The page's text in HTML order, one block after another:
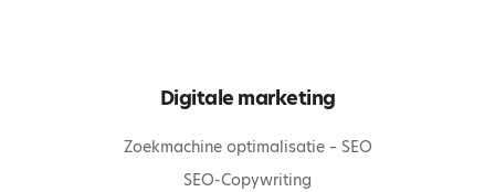
Digitale marketing
Zoekmachine optimalisatie – SEO
SEO-Copywriting